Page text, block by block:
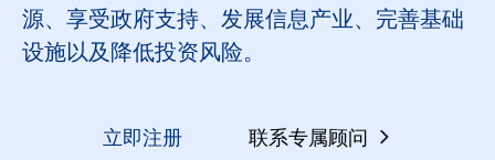
源、享受政府支持、发展信息产业、完善基础
设施以及降低投资风险。
立即注册 联系专属顾问